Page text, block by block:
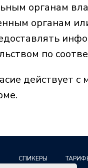
органам
органам
по
действует
Согласие на получение рекламной
ТАРИФЫ